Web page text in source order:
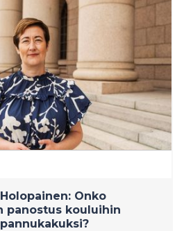
Onko
panostus kouluihin